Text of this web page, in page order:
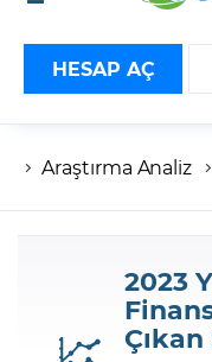
HESAP AÇ
Hesap numaranız
Şifreniz
Araştırma Analiz
2023